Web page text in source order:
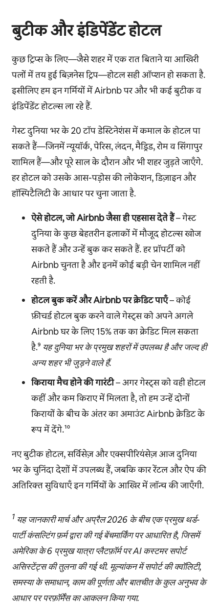
बुटीक और इंडिपेंडेंट होटल
कुछ ट्रिप्स के लिए—जैसे शहर में एक रात बिताने या आखिरी
पलों में तय हुई बिज़नेस ट्रिप—होटल सही ऑप्शन हो सकता है.
इसीलिए हम इन गर्मियों में Airbnb पर और भी कई बुटीक व
इंडिपेंडेंट होटल्स ला रहे हैं.
गेस्ट दुनिया भर के 20 टॉप डेस्टिनेशंस में कमाल के होटल पा
सकते हैं—जिनमें न्यूयॉर्क, पेरिस, लंदन, मैड्रिड, रोम व सिंगापुर
शामिल हैं—और पूरे साल के दौरान और भी शहर जुड़ते जाएँगे.
हर होटल को उसके आस-पड़ोस की लोकेशन, डिज़ाइन और
हॉस्पिटैलिटी के आधार पर चुना जाता है.
ऐसे होटल, जो Airbnb जैसा ही एहसास देते हैं– गेस्ट
दुनिया के कुछ बेहतरीन इलाकों में मौजूद होटल्स खोज
सकते हैं और उन्हें बुक कर सकते हैं. हर प्रॉपर्टी को
Airbnb चुनता है और इनमें कोई बड़ी चेन शामिल नहीं
रहती है.
होटल बुक करें और Airbnb पर क्रेडिट पाएँ– कोई
फ़ीचर्ड होटल बुक करने वाले गेस्ट्स को अपने अगले
Airbnb घर के लिए 15% तक का क्रेडिट मिल सकता
है.⁹ यह दुनिया भर के प्रमुख शहरों में उपलब्ध है और जल्द ही
अन्य शहर भी जुड़ने वाले हैं.
किराया मैच होने की गारंटी– अगर गेस्ट्स को वही होटल
कहीं और कम किराए में मिलता है, तो हम उन्हें दोनों
किरायों के बीच के अंतर का अमाउंट Airbnb क्रेडिट के
रूप में देंगे.¹⁰
नए बुटीक होटल, सर्विसेज़ और एक्सपीरियंसेज़ आज दुनिया
भर के चुनिंदा देशों में उपलब्ध हैं, जबकि कार रेंटल और ऐप की
अतिरिक्त सुविधाएँ इन गर्मियों के आखिर में लॉन्च की जाएँगी.
1 यह जानकारी मार्च और अप्रैल 2026 के बीच एक प्रमुख थर्ड-
पार्टी कंसल्टिंग फ़र्म द्वारा की गई बेंचमार्किंग पर आधारित है, जिसमें
अमेरिका के 6 प्रमुख यात्रा प्लैटफ़ॉर्म पर AI कस्टमर सपोर्ट
असिस्टेंट्स की तुलना की गई थी. मूल्यांकन में सपोर्ट की क्वॉलिटी,
समस्या के समाधान, काम की पूर्णता और बातचीत के कुल अनुभव के
आधार पर परफ़ॉर्मेंस का आकलन किया गया.